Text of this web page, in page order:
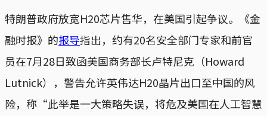
特朗普政府放宽H20芯片售华，在美国引起争议。《金
融时报》的报导指出，约有20名安全部门专家和前官
员在7月28日致函美国商务部长卢特尼克（Howard
Lutnick），警告允许英伟达H20晶片出口至中国的风
险，称“此举是一大策略失误，将危及美国在人工智慧